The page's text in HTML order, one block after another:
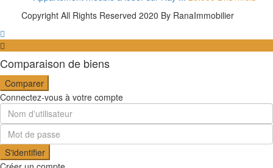
Copyright All Rights Reserved 2020 By RanaImmobilier
Comparaison de biens
Comparer
Connectez-vous à votre compte
S'identifier